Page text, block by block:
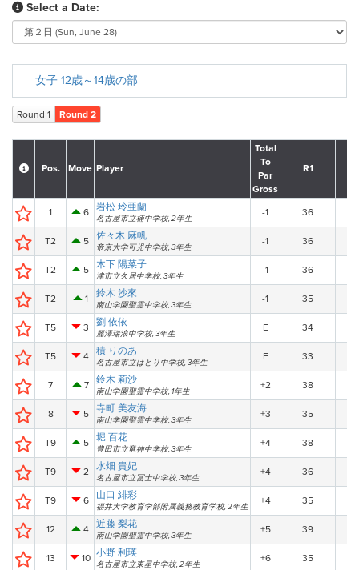
Select a Date:
女子 12歳～14歳の部
Round 1 Round 2
Pos. Move Player
Total
To
Par
Gross
R1
1 6 岩松 玲亜蘭
名古屋市立楠中学校, 2年生
-1 36
T2 5 佐々木 麻帆
帝京大学可児中学校, 3年生
-1 36
T2 5 木下 陽菜子
津市立久居中学校, 3年生
-1 36
T2 1 鈴木 沙來
南山学園聖霊中学校, 3年生
-1 35
T5 3 劉 依依
麗澤瑞浪中学校, 3年生
E 34
T5 4 積 りのあ
名古屋市立はとり中学校, 3年生
E 33
7 7 鈴木 莉沙
南山学園聖霊中学校, 1年生
+2 38
8 5 寺町 美友海
南山学園聖霊中学校, 3年生
+3 35
T9 5 堀 百花
豊田市立竜神中学校, 3年生
+4 38
T9 2 水畑 貴妃
名古屋市立冨士中学校, 3年生
+4 36
T9 6 山口 緋彩
福井大学教育学部附属義務教育学校, 2年生
+4 35
12 4 近藤 梨花
南山学園聖霊中学校, 3年生
+5 39
13 10 小野 利瑛
名古屋市立東星中学校, 2年生
+6 35